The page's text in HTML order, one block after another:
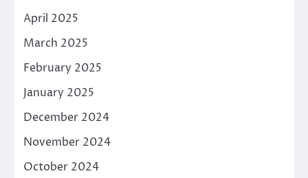
April 2025
March 2025
February 2025
January 2025
December 2024
November 2024
October 2024